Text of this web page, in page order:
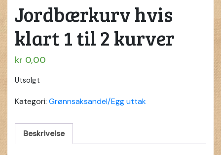
Jordbærkurv hvis
klart 1 til 2 kurver
kr 0,00
Utsolgt
Kategori: Grønnsaksandel/Egg uttak
Beskrivelse